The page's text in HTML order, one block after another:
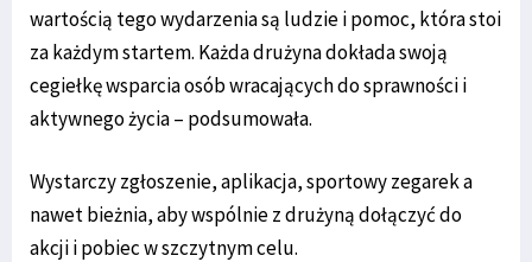
wartością tego wydarzenia są ludzie i pomoc, która stoi
za każdym startem. Każda drużyna dokłada swoją
cegiełkę wsparcia osób wracających do sprawności i
aktywnego życia – podsumowała.
Wystarczy zgłoszenie, aplikacja, sportowy zegarek a
nawet bieżnia, aby wspólnie z drużyną dołączyć do
akcji i pobiec w szczytnym celu.